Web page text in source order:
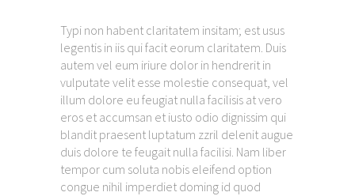
Typi non habent claritatem insitam; est usus
legentis in iis qui facit eorum claritatem. Duis
autem vel eum iriure dolor in hendrerit in
vulputate velit esse molestie consequat, vel
illum dolore eu feugiat nulla facilisis at vero
eros et accumsan et iusto odio dignissim qui
blandit praesent luptatum zzril delenit augue
duis dolore te feugait nulla facilisi. Nam liber
tempor cum soluta nobis eleifend option
congue nihil imperdiet doming id quod